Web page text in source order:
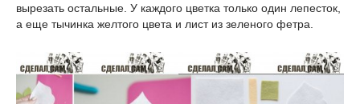
вырезать остальные. У каждого цветка только один лепесток,
а еще тычинка желтого цвета и лист из зеленого фетра.